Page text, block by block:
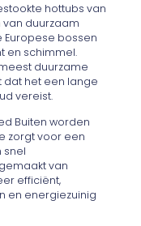
hottubs van
van duurzaam
Europese bossen
en schimmel.
duurzame
dat het een lange
vereist.
Buiten worden
zorgt voor een
snel
van
efficiënt,
en energiezuinig